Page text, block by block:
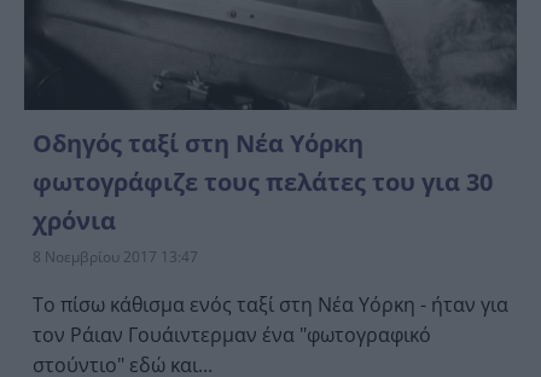
Οδηγός ταξί στη Νέα Υόρκη
φωτογράφιζε τους πελάτες του για 30
χρόνια
8 Νοεμβρίου 2017 13:47
Το πίσω κάθισμα ενός ταξί στη Νέα Υόρκη - ήταν για
τον Ράιαν Γουάιντερμαν ένα "φωτογραφικό
στούντιο" εδώ και...